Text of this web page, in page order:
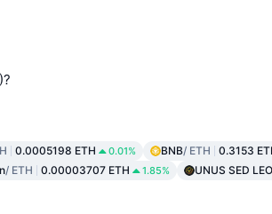
0.0005198 ETH 0.01% BNB/ ETH 0.3153
/ ETH 0.00003707 ETH 1.85% UNUS SED LEO